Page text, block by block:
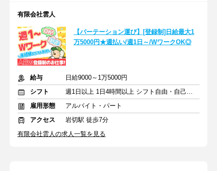
有限会社雲人
【パーテーション運び】[登録制]日給最大1
万5000円★週払い/週1日～/WワークOK◎
給与
日給9000～1万5000円
シフト
週1日以上 1日4時間以上 シフト自由・自己申告
雇用形態
アルバイト・パート
アクセス
岩切駅 徒歩7分
有限会社雲人の求人一覧を見る